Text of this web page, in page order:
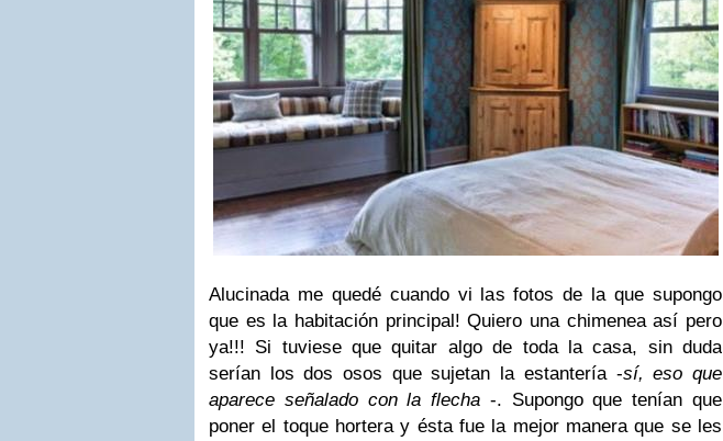
Alucinada me quedé cuando vi las fotos de la que supongo
que es la habitación principal! Quiero una chimenea así pero
ya!!! Si tuviese que quitar algo de toda la casa, sin duda
serían los dos osos que sujetan la estantería -sí, eso que
aparece señalado con la flecha -. Supongo que tenían que
poner el toque hortera y ésta fue la mejor manera que se les